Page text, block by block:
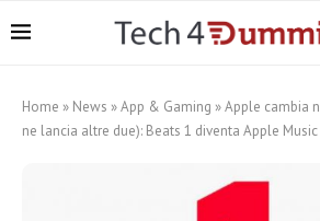
Home » News »App & Gaming »Apple cambia
ne lancia altre due): Beats 1 diventa Apple Music